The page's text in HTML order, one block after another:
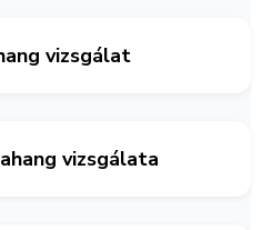
vizsgálat
vizsgálata